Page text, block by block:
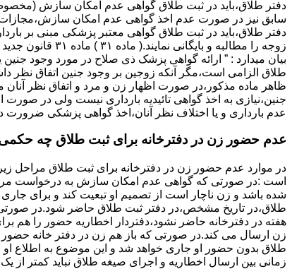
سابق نیز در صورت عدم اخذ گواهی عدم امکان
دفتر طلاق،باید در ثبت طلاق گواهی معتبر پزشکی مبنی بر
زوجه را مطالبه و بایگانی
بیان میدارد : ” ارائه گواهی پزشک ذی صلاح در مورد وجود جنین
طلاق الزامی است،مگر آنکه زوجین بر وجود جنین اتفاق نظر
ظاهر ماده مذکور،در صورت اظهار زن و مرد و اتفاق نظر آنان
جنین،نیازی به اخذ گواهی تائیدیه بارداری نیست ولی در صورت
عدم بارداری و یا اختلاف نظر آنان،اخذ گواهی پزشکی ضرورت
عدم حضور زن در دفترخانه برای ثبت طلاق چه حکمی
در موارد عدم حضور زن در دفترخانه برای ثبت طلاق مراحل
است :در صورتی که گواهی عدم امکان سازش به درخواست
شده باشد و زن ناچار است از تصمیم او تبعیت کند و برای
طلاق،در تاریخ مشخص،در دفتر ثبت طلاق حاضر شود.در
هفته در دفترخانه حاضر نشود،دفتردار اخطاریه حضور را هم
زن ارسال می کند.در صورتی که باز هم زن در دفتر خانه حضور
طلاق بدون حضور او جاری خواهد شد و این موضوع به اطلاع
زمانی بین ارسال اخطاریه و اجرای صیغه طلاق نباید کمتر از